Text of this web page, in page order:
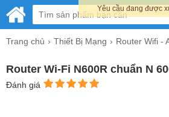
Trang chủ Thiết Bị Mạng Router Wifi -
Router Wi-Fi N600R chuẩn N
Đánh giá
Yêu cầu đang được